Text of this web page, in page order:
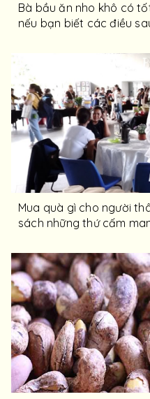
Bà bầu ăn nho khô có
nếu bạn biết các điều
Mua quà gì cho người
sách những thứ cấm